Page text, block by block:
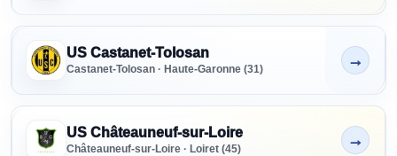
US Castanet-Tolosan
Castanet-Tolosan · Haute-Garonne (31)
Non indiqué
→
US Châteauneuf-sur-Loire
Châteauneuf-sur-Loire · Loiret (45)
Non indiqué
→